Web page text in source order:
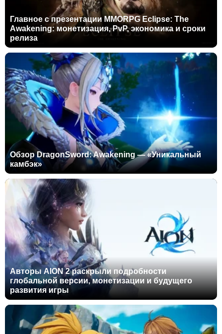
Главное с презентации MMORPG Eclipse: The
Awakening: монетизация, PvP, экономика и сроки
релиза
Обзор DragonSword: Awakening — «Уникальный
камбэк»
Авторы AION 2 раскрыли подробности
глобальной версии, монетизации и будущего
развития игры